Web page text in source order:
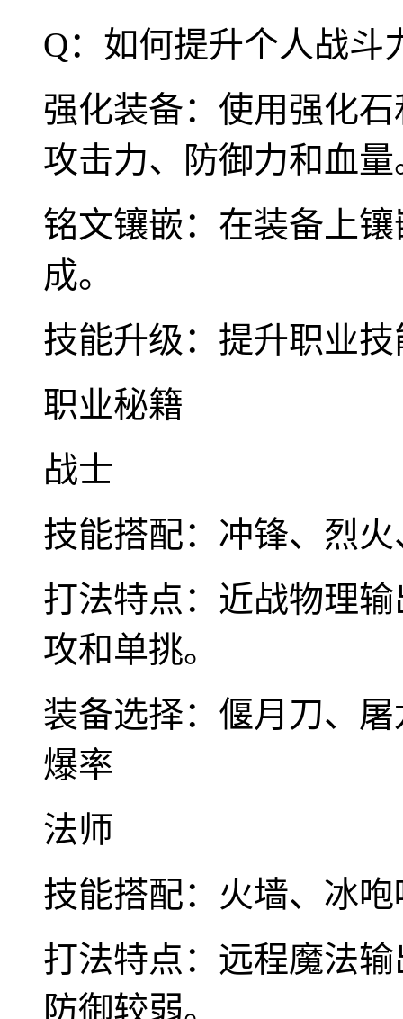
Q：如何提升个人战斗
强化装备：使用强化
攻击力、防御力和血量
铭文镶嵌：在装备上
成。
技能升级：提升职业
职业秘籍
战士
技能搭配：冲锋、烈
打法特点：近战物理
攻和单挑。
装备选择：偃月刀、
爆率
法师
技能搭配：火墙、冰
打法特点：远程魔法
防御较弱。